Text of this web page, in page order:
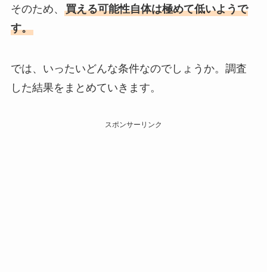
そのため、 買える可能性自体は極めて低いようで
す。
では、いったいどんな条件なのでしょうか。調査
した結果をまとめていきます。
スポンサーリンク